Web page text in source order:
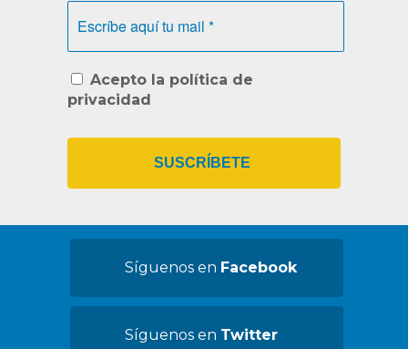
aquí
Acepto la política de
privacidad
Síguenos en Facebook
Síguenos en Twitter